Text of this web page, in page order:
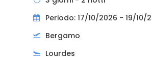
Periodo: 17/10/2026 - 19/10/
Bergamo
Lourdes